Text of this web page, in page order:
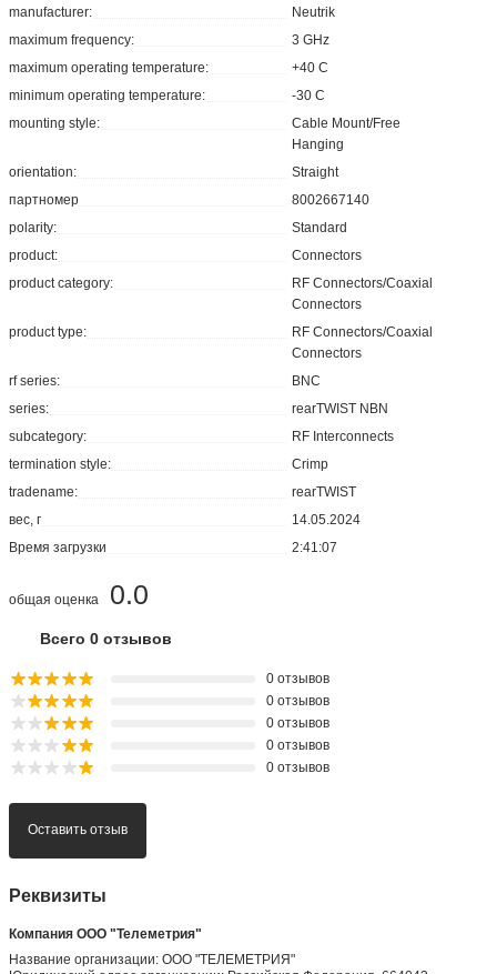
manufacturer:
Neutrik
maximum frequency:
3 GHz
maximum operating temperature:
+40 C
minimum operating temperature:
-30 C
mounting style:
Cable Mount/Free
Hanging
orientation:
Straight
партномер
8002667140
polarity:
Standard
product:
Connectors
product category:
RF Connectors/Coaxial
Connectors
product type:
RF Connectors/Coaxial
Connectors
rf series:
BNC
series:
rearTWIST NBN
subcategory:
RF Interconnects
termination style:
Crimp
tradename:
rearTWIST
вес, г
14.05.2024
Время загрузки
2:41:07
0.0
общая оценка
Всего 0 отзывов
0 отзывов
0 отзывов
0 отзывов
0 отзывов
0 отзывов
Оставить отзыв
Реквизиты
Компания ООО "Телеметрия"
Название организации: ООО "ТЕЛЕМЕТРИЯ"